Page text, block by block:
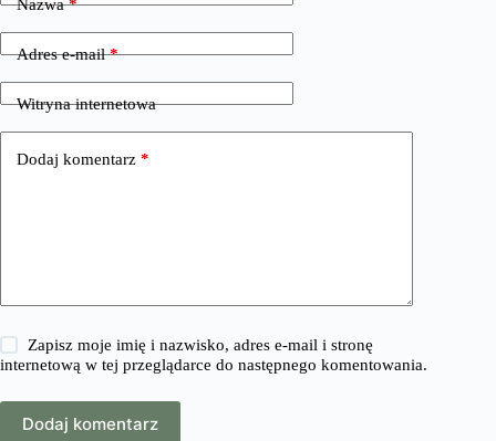
Nazwa*
Adres e-mail*
Witryna internetowa
Dodaj komentarz *
Zapisz moje imię i nazwisko, adres e-mail i stronę
internetową w tej przeglądarce do następnego komentowania.
Dodaj komentarz